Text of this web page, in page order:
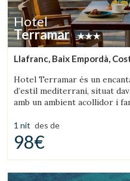
Hotel
Terramar
Llafranc, Baix Empordà,
Hotel Terramar és un
d’estil mediterrani, situat
amb un ambient acollidor i
1 nit des de
98€